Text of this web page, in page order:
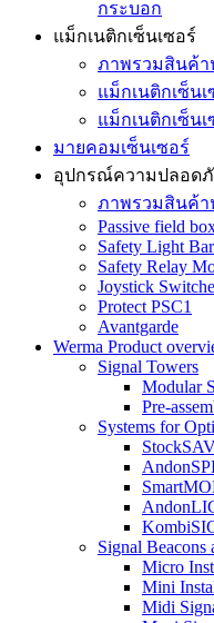
กระบอก
แม็กเนติกเซ็นเซอร์
ภาพรวมสินค้
แม็กเนติกเซ็นเ
แม็กเนติกเซ็น
มายคอมเซ็นเซอร์
อุปกรณ์ความปลอด
ภาพรวมสินค้
Passive field
Safety Light
Safety Relay
Joystick
Protect PSC1
Avantgarde
Werma Product
Signal Towers
Modular
Pre-
Systems for
Signal
Micro
Mini
Midi